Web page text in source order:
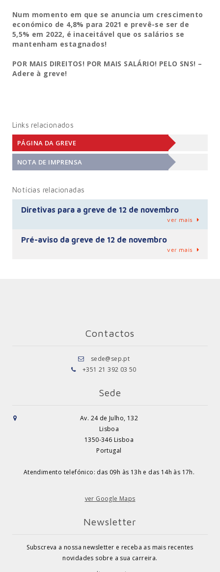
Num momento em que se anuncia um crescimento
económico de 4,8% para 2021 e prevê-se ser de
5,5% em 2022, é inaceitável que os salários se
mantenham estagnados!
POR MAIS DIREITOS! POR MAIS SALÁRIO! PELO SNS! –
Adere à greve!
Links relacionados
PÁGINA DA GREVE
NOTA DE IMPRENSA
Notícias relacionadas
Diretivas para a greve de 12 de novembro
ver mais
Pré-aviso da greve de 12 de novembro
ver mais
Contactos
sede@sep.pt
+351 21 392 03 50
Sede
Av. 24 de Julho, 132
Lisboa
1350-346 Lisboa
Portugal
Atendimento telefónico: das 09h às 13h e das 14h às 17h.
ver Google Maps
Newsletter
Subscreva a nossa newsletter e receba as mais recentes
novidades sobre a sua carreira.